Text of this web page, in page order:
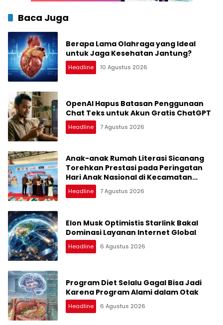
Baca Juga
Berapa Lama Olahraga yang Ideal
untuk Jaga Kesehatan Jantung?
Headline 10 Agustus 2026
OpenAI Hapus Batasan Penggunaan
Chat Teks untuk Akun Gratis ChatGPT
Headline 7 Agustus 2026
Anak-anak Rumah Literasi Sicanang
Torehkan Prestasi pada Peringatan
Hari Anak Nasional di Kecamatan
Medan Belawan
Headline 7 Agustus 2026
Elon Musk Optimistis Starlink Bakal
Dominasi Layanan Internet Global
Headline 6 Agustus 2026
Program Diet Selalu Gagal Bisa Jadi
Karena Program Alami dalam Otak
Headline 6 Agustus 2026